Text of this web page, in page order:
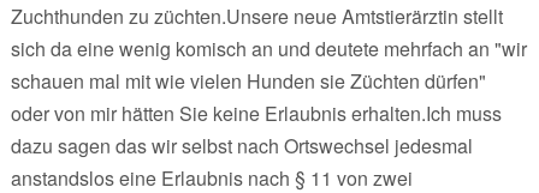
Zuchthunden zu züchten.Unsere neue Amtstierärztin stellt
sich da eine wenig komisch an und deutete mehrfach an "wir
schauen mal mit wie vielen Hunden sie Züchten dürfen"
oder von mir hätten Sie keine Erlaubnis erhalten.Ich muss
dazu sagen das wir selbst nach Ortswechsel jedesmal
anstandslos eine Erlaubnis nach § 11 von zwei